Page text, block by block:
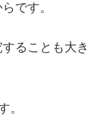
です。
ることも大き
。